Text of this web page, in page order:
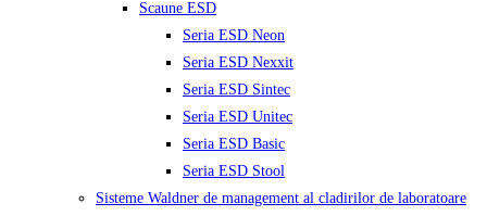
Scaune ESD
Seria ESD Neon
Seria ESD Nexxit
Seria ESD Sintec
Seria ESD Unitec
Seria ESD Basic
Seria ESD Stool
Sisteme Waldner de management al cladirilor de laboratoare